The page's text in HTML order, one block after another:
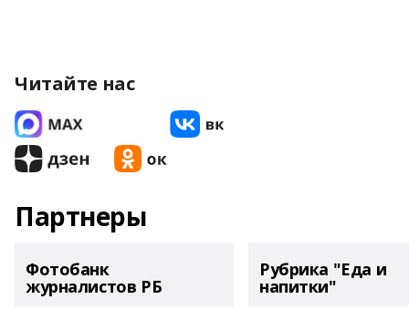
Читайте нас
Партнеры
Фотобанк
журналистов РБ
Рубрика "Еда и
напитки"